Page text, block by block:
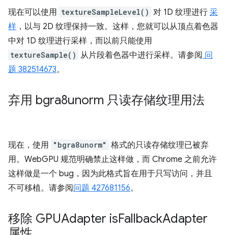
现在可以使用 textureSampleLevel() 对 1D 纹理进行 采
样 ，以与 2D 纹理保持一致。这样，您就可以从顶点着色器
中对 1D 纹理进行采样，而以前只能使用
textureSample() 从片段着色器中进行采样。请参阅 问
题 382514673。
弃用 bgra8unorm 只读存储纹理用法
现在，使用 "bgra8unorm" 格式的只读存储纹理已被弃
用。WebGPU 规范明确禁止这样做，而 Chrome 之前允许
这样做是一个 bug，因为此格式旨在用于只写访问，并且
不可移植。请参阅问题 427681156。
移除 GPUAdapter isFallbackAdapter